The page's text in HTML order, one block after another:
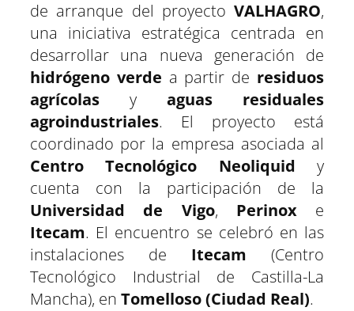
r
t
e
n
t
t
)
r
t
i
r
e
o
o
k i
r
e
A
p
p
r
t
i
r
n
r
a
m
r
t
i
r
e
r
e
s
r
t
i
r
e
d
I
n
de arranque del proyecto VALHAGRO,
una iniciativa estratégica centrada en
desarrollar una nueva generación de
hidrógeno verde a partir de residuos
agrícolas y aguas residuales
agroindustriales. El proyecto está
coordinado por la empresa asociada al
Centro Tecnológico Neoliquid y
cuenta con la participación de la
Universidad de Vigo, Perinoxe
Itecam. El encuentro se celebró en las
instalaciones de Itecam (Centro
Tecnológico Industrial de Castilla-La
Mancha), en Tomelloso (Ciudad Real).